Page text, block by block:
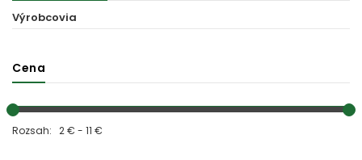
Výrobcovia
Cena
Rozsah: 2 € - 11 €